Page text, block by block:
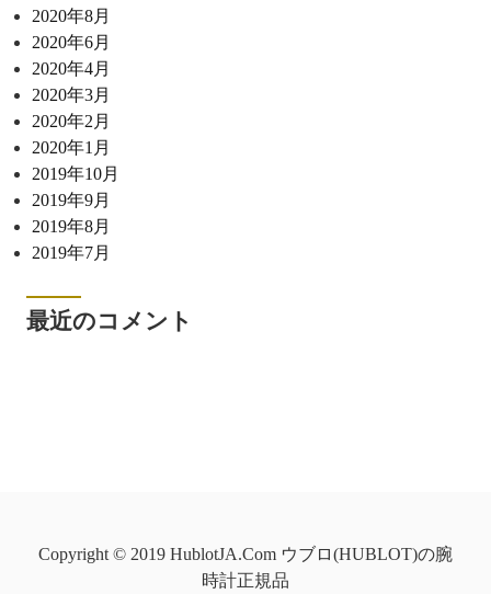
2020年8月
2020年6月
2020年4月
2020年3月
2020年2月
2020年1月
2019年10月
2019年9月
2019年8月
2019年7月
最近のコメント
Copyright © 2019 HublotJA.Com ウブロ(HUBLOT)の腕
時計正規品